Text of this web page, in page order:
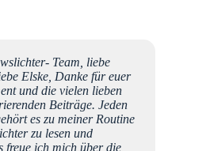
Team, liebe
Elske, Danke für euer
und die vielen lieben
Beiträge. Jeden
es zu meiner Routine
zu lesen und
freue ich mich über die